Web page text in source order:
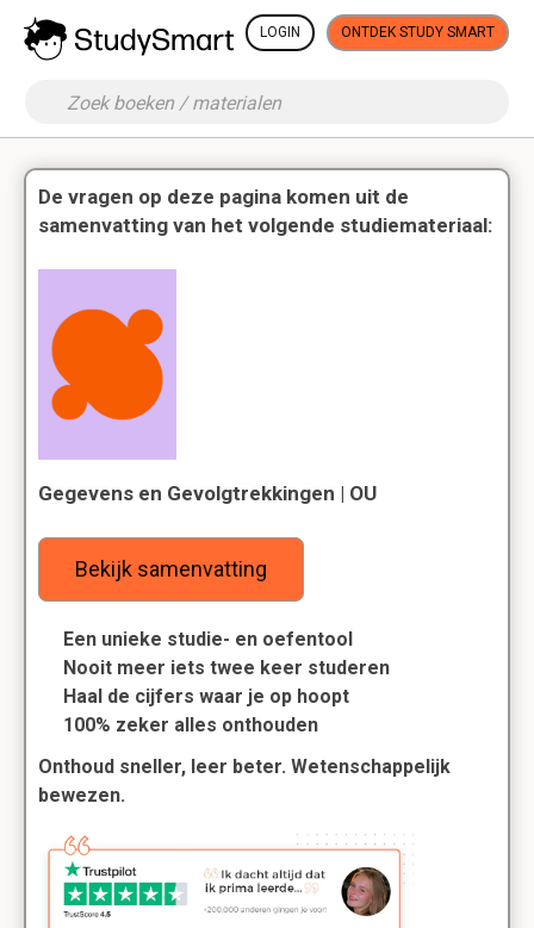
LOGIN ONTDEK STUDY SMART
De vragen op deze pagina komen uit de
samenvatting van het volgende studiemateriaal:
Gegevens en Gevolgtrekkingen | OU
Bekijk samenvatting
Een unieke studie- en oefentool
Nooit meer iets twee keer studeren
Haal de cijfers waar je op hoopt
100% zeker alles onthouden
Onthoud sneller, leer beter. Wetenschappelijk
bewezen.